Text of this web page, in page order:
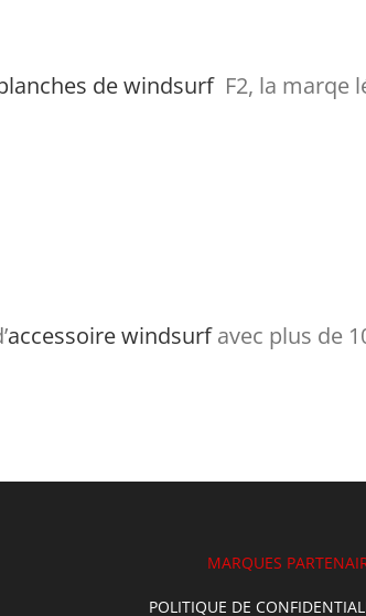
de windsurf F2, la marqe
accessoire windsurfavec plus de
MARQUES
POLITIQUE DE